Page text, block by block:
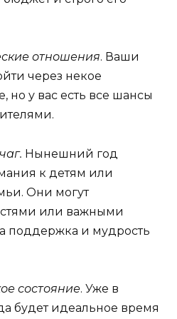
отношения. Ваши
через некое
но у вас есть все шансы
Нынешний год
к детям или
Они могут
или важными
поддержка и мудрость
состояние. Уже в
будет идеальное время